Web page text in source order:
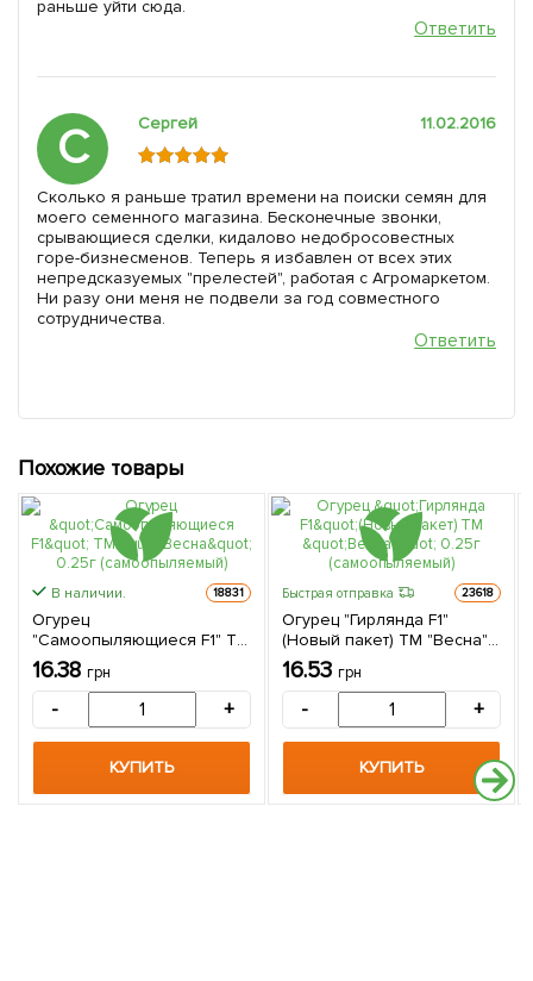
раньше уйти сюда.
Ответить
С Сергей 11.02.2016
Сколько я раньше тратил времени на поиски семян для
моего семенного магазина. Бесконечные звонки,
срывающиеся сделки, кидалово недобросовестных
горе-бизнесменов. Теперь я избавлен от всех этих
непредсказуемых "прелестей", работая с Агромаркетом.
Ни разу они меня не подвели за год совместного
сотрудничества.
Ответить
Похожие товары
В наличии. 18831
Огурец
"Самоопыляющиеся F1" ТМ
"Весна" 0.25г
(самоопыляемый)
16.38 грн
- +
КУПИТЬ
Быстрая отправка 23618
Огурец "Гирлянда F1"
(Новый пакет) ТМ "Весна"
0.25г (самоопыляемый)
16.53 грн
- +
КУПИТЬ